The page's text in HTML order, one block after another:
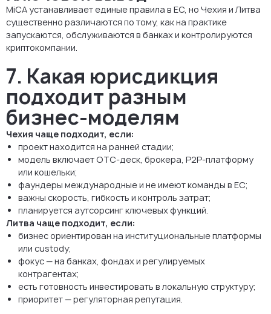
MiCA устанавливает единые правила в ЕС, но Чехия и Литва
существенно различаются по тому, как на практике
запускаются, обслуживаются в банках и контролируются
криптокомпании.
7. Какая юрисдикция
подходит разным
бизнес-моделям
Чехия чаще подходит, если:
проект находится на ранней стадии;
модель включает OTC-деск, брокера, P2P-платформу
или кошельки;
фаундеры международные и не имеют команды в ЕС;
важны скорость, гибкость и контроль затрат;
планируется аутсорсинг ключевых функций.
Литва чаще подходит, если:
бизнес ориентирован на институциональные платформы
или custody;
фокус — на банках, фондах и регулируемых
контрагентах;
есть готовность инвестировать в локальную структуру;
приоритет — регуляторная репутация.